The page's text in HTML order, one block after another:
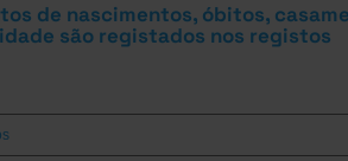
de nascimentos, óbitos,
são registados nos registos